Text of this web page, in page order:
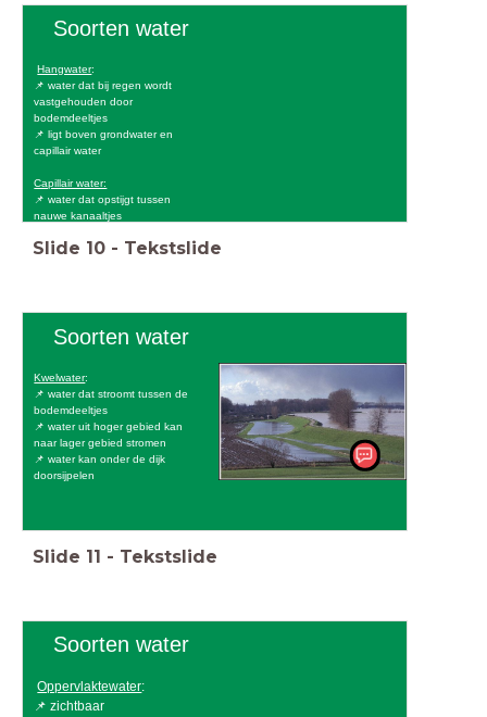
Soorten water
Hangwater:
📌 water dat bij regen wordt
vastgehouden door
bodemdeeltjes
📌 ligt boven grondwater en
capillair water
Capillair water:
📌 water dat opstijgt tussen
nauwe kanaaltjes
Slide 10 - Tekstslide
Soorten water
Kwelwater:
📌 water dat stroomt tussen de
bodemdeeltjes
📌 water uit hoger gebied kan
naar lager gebied stromen
📌 water kan onder de dijk
doorsijpelen
Slide 11 - Tekstslide
Soorten water
Oppervlaktewater:
📌 zichtbaar